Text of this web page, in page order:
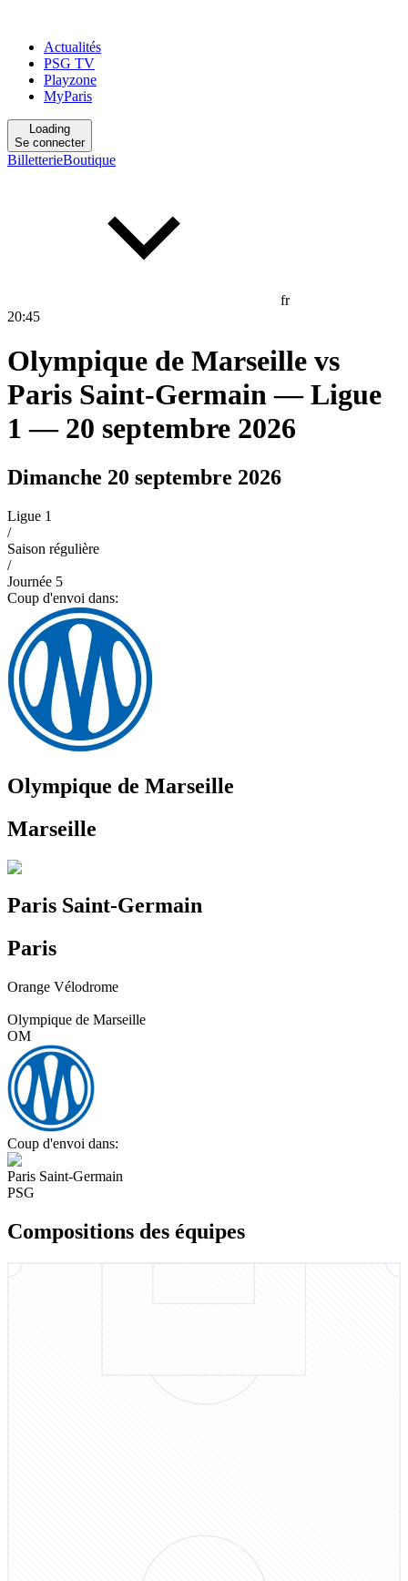
Actualités
PSG TV
Playzone
MyParis
Loading
Se connecter
BilletterieBoutique
fr
20:45
Olympique de Marseille vs
Paris Saint-Germain— Ligue
1 — 20 septembre 2026
Dimanche 20 septembre 2026
Ligue 1
/
Saison régulière
/
Journée 5
Coup d'envoi dans:
Olympique de Marseille
Marseille
Paris Saint-Germain
Paris
Orange Vélodrome
Olympique de Marseille
OM
Coup d'envoi dans:
Paris Saint-Germain
PSG
Compositions des équipes